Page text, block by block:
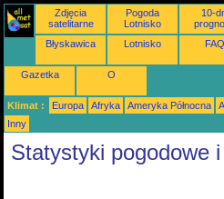
Zdjęcia
satelitarne
Pogoda
Lotnisko
10-
Błyskawica Lotnisko FAQ
Gazetka O
Klimat : Europa Afryka Ameryka Północna
Inny
Statystyki pogodowe